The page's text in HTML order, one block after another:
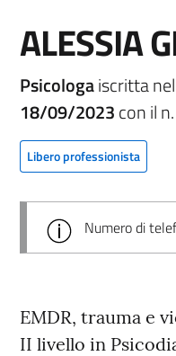
ALESSIA
Psicologaiscritta
18/09/2023con il n.
Libero professionista
Numero di
EMDR, trauma e
II livello in